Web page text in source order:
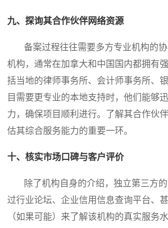
九、探询其合作伙伴网络资源
备案过程往往需要多方专业机构的协
机构，通常在加拿大和中国国内都拥有
括当地的律师事务所、会计师事务所、
目需要更专业的本地支持时，他们能够
力，确保项目顺利进行。了解其合作伙
估其综合服务能力的重要一环。
十、核实市场口碑与客户评价
除了机构自身的介绍，独立第三方的
过行业论坛、企业信用信息查询平台、
（如果可能）来了解该机构的真实服务